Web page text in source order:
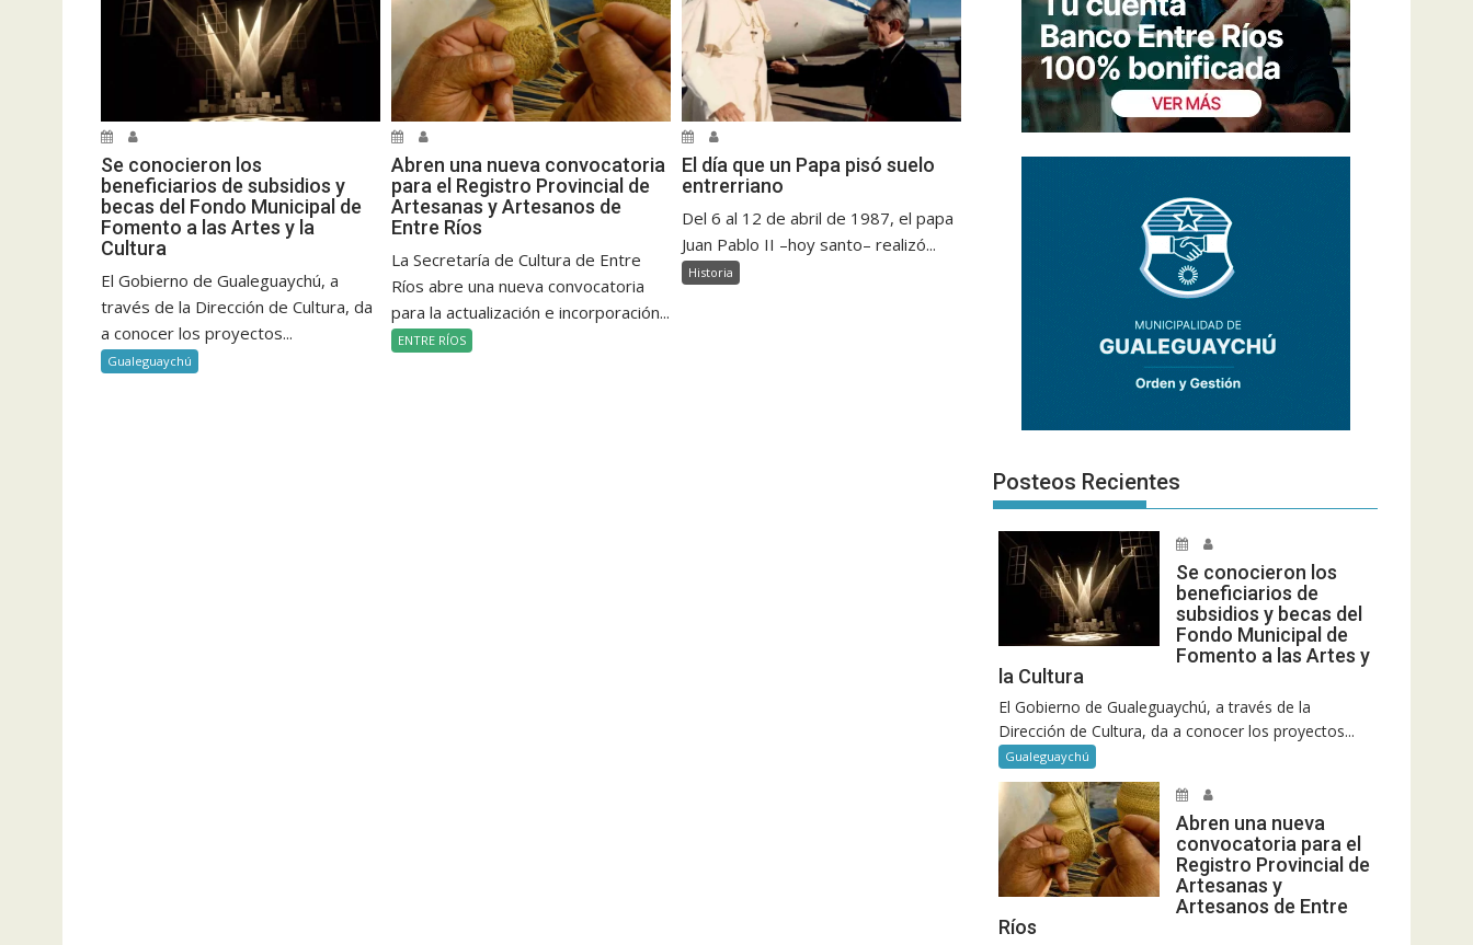
Se conocieron los
beneficiarios de subsidios y
becas del Fondo Municipal de
Fomento a las Artes y la
Cultura
El Gobierno de Gualeguaychú, a
través de la Dirección de Cultura, da
a conocer los proyectos...
Gualeguaychú
Abren una nueva convocatoria
para el Registro Provincial de
Artesanas y Artesanos de
Entre Ríos
La Secretaría de Cultura de Entre
Ríos abre una nueva convocatoria
para la actualización e incorporación...
ENTRE RÍOS
El día que un Papa pisó suelo
entrerriano
Del 6 al 12 de abril de 1987, el papa
Juan Pablo II –hoy santo– realizó...
Historia
Posteos Recientes
Se conocieron los
beneficiarios de
subsidios y becas del
Fondo Municipal de
Fomento a las Artes y
la Cultura
El Gobierno de Gualeguaychú, a través de la
Dirección de Cultura, da a conocer los proyectos...
Gualeguaychú
Abren una nueva
convocatoria para el
Registro Provincial de
Artesanas y
Artesanos de Entre
Ríos